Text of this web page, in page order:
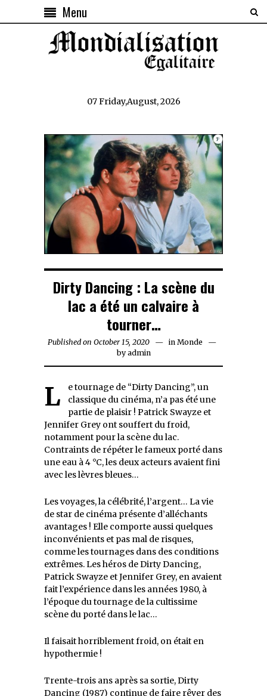
Menu
07 Friday,August, 2026
Dirty Dancing : La scène du
lac a été un calvaire à
tourner…
Published on October 15, 2020October
15,
in Monde
byadmin
Le tournage de “Dirty Dancing”, un
classique du cinéma, n’a pas été une
partie de plaisir ! Patrick Swayze et
Jennifer Grey ont souffert du froid,
notamment pour la scène du lac.
Contraints de répéter le fameux porté dans
une eau à 4 °C, les deux acteurs avaient fini
avec les lèvres bleues…
Les voyages, la célébrité, l’argent… La vie
de star de cinéma présente d’alléchants
avantages ! Elle comporte aussi quelques
inconvénients et pas mal de risques,
comme les tournages dans des conditions
extrêmes. Les héros de Dirty Dancing,
Patrick Swayze et Jennifer Grey, en avaient
fait l’expérience dans les années 1980, à
l’époque du tournage de la cultissime
scène du porté dans le lac…
Il faisait horriblement froid, on était en
hypothermie !
Trente-trois ans après sa sortie, Dirty
Dancing (1987) continue de faire rêver des